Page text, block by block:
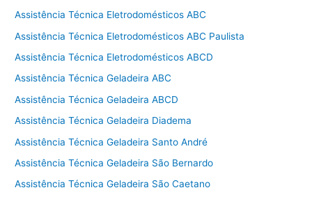
Assistência Técnica Eletrodomésticos ABC
Assistência Técnica Eletrodomésticos ABC Paulista
Assistência Técnica Eletrodomésticos ABCD
Assistência Técnica Geladeira ABC
Assistência Técnica Geladeira ABCD
Assistência Técnica Geladeira Diadema
Assistência Técnica Geladeira Santo André
Assistência Técnica Geladeira São Bernardo
Assistência Técnica Geladeira São Caetano